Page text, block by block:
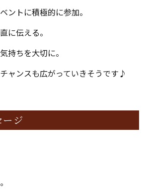
ントに積極的に参加。
に伝える。
持ちを大切に。
ャンスも広がっていきそうです♪
ジ